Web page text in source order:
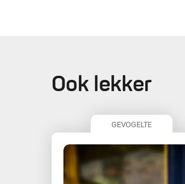
Ook lekker
GEVOGELTE